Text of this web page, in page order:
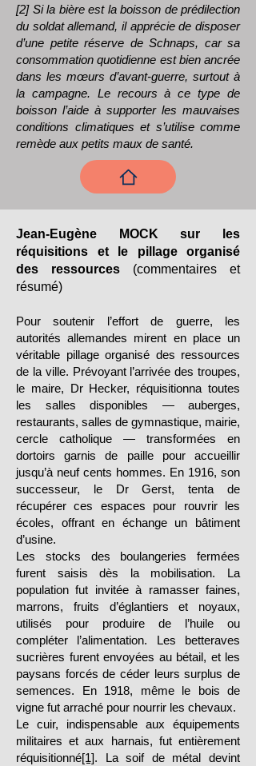
[2] Si la bière est la boisson de prédilection
du soldat allemand, il apprécie de disposer
d’une petite réserve de Schnaps, car sa
consommation quotidienne est bien ancrée
dans les mœurs d’avant-guerre, surtout à
la campagne. Le recours à ce type de
boisson l’aide à supporter les mauvaises
conditions climatiques et s’utilise comme
remède aux petits maux de santé.
Un soldat à Verdun
Jean-Eugène MOCK sur les
réquisitions et le pillage organisé
des ressources (commentaires et
résumé)
Pour soutenir l’effort de guerre, les
autorités allemandes mirent en place un
véritable pillage organisé des ressources
de la ville. Prévoyant l’arrivée des troupes,
le maire, Dr Hecker, réquisitionna toutes
les salles disponibles — auberges,
restaurants, salles de gymnastique, mairie,
cercle catholique — transformées en
dortoirs garnis de paille pour accueillir
jusqu’à neuf cents hommes. En 1916, son
successeur, le Dr Gerst, tenta de
récupérer ces espaces pour rouvrir les
écoles, offrant en échange un bâtiment
d’usine.
Les stocks des boulangeries fermées
furent saisis dès la mobilisation. La
population fut invitée à ramasser faines,
marrons, fruits d’églantiers et noyaux,
utilisés pour produire de l’huile ou
compléter l’alimentation. Les betteraves
sucrières furent envoyées au bétail, et les
paysans forcés de céder leurs surplus de
semences. En 1918, même le bois de
vigne fut arraché pour nourrir les chevaux.
Le cuir, indispensable aux équipements
militaires et aux harnais, fut entièrement
réquisitionné[1]. La soif de métal devint